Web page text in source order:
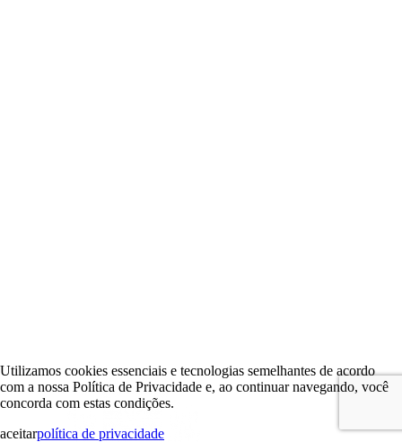
Utilizamos cookies essenciais e tecnologias semelhantes de acordo
com a nossa Política de Privacidade e, ao continuar navegando, você
concorda com estas condições.
aceitarpolítica de privacidade